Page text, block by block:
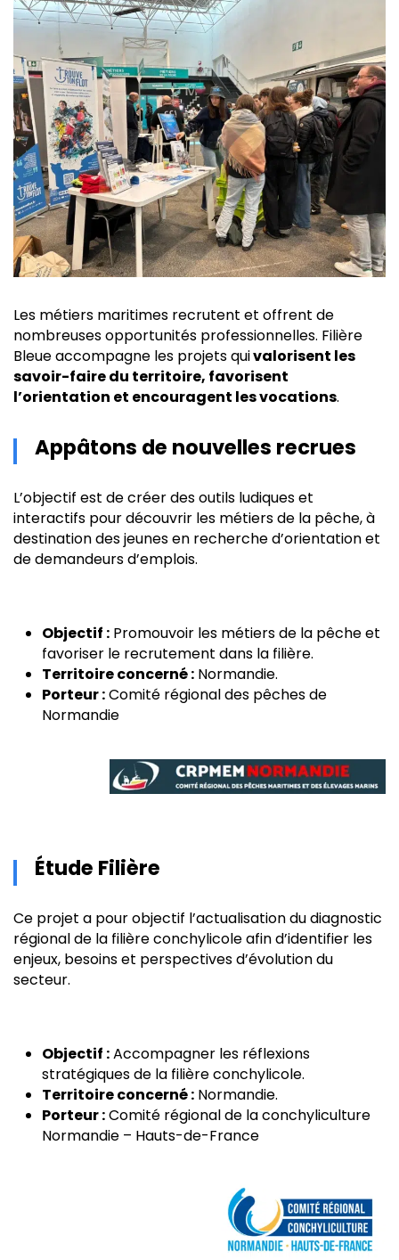
Les métiers maritimes recrutent et offrent de
nombreuses opportunités professionnelles. Filière
Bleue accompagne les projets quivalorisent les
savoir-faire du territoire, favorisent
l’orientation et encouragent les vocations.
Appâtons de nouvelles recrues
L’objectif est de créer des outils ludiques et
interactifs pour découvrir les métiers de la pêche, à
destination des jeunes en recherche d’orientation et
de demandeurs d’emplois.
Objectif : Promouvoir les métiers de la pêche et
favoriser le recrutement dans la filière.
Territoire concerné : Normandie.
Porteur :Comité régional des pêches de
Normandie
Étude Filière
Ce projet a pour objectif l’actualisation du diagnostic
régional de la filière conchylicole afin d’identifier les
enjeux, besoins et perspectives d’évolution du
secteur.
Objectif :Accompagner les réflexions
stratégiques de la filière conchylicole.
Territoire concerné : Normandie.
Porteur :Comité régional de la conchyliculture
Normandie – Hauts-de-France